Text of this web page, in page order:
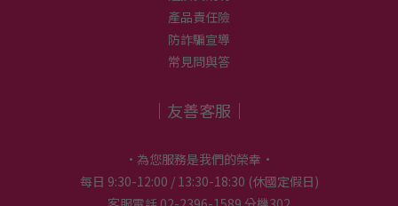
產品責任險
防詐騙宣導
常見問與答
｜友善客服｜
•為您服務是我們的榮幸•
每日 9:30-12:00 / 13:30-18:30 (休國定假日)